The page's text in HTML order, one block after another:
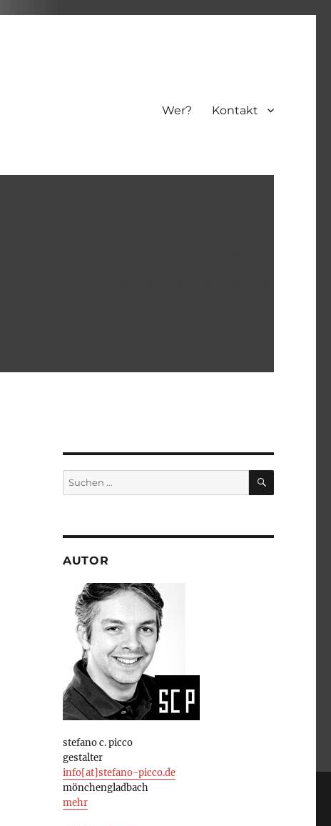
Wer? Kontakt
Suchen
nach:
SUCHEN
AUTOR
stefano c. picco
gestalter
info[at]stefano-picco.de
mönchengladbach
mehr